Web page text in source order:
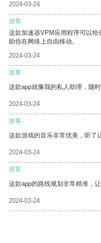
2024-03-24
游客
这款加速器VPM应用程序可以
助你在网络上自由移动。
2024-03-24
游客
这款app就像我的私人助理，随
2024-03-24
游客
这款游戏的音乐非常优美，听了
2024-03-24
游客
这款app的路线规划非常精准，
2024-03-24